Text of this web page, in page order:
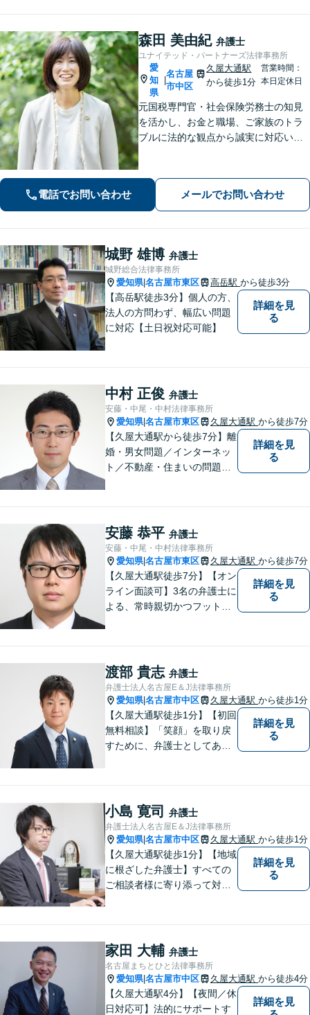
森田 美由紀 弁護士
ユナイテッド・パートナーズ法律事務所
愛
知
県
|
名古屋
市中区
久屋大通駅
から徒歩1分
営業時間：
本日定休日
元国税専門官・社会保険労務士の知見
を活かし、お金と職場、ご家族のトラ
ブルに法的な観点から誠実に対応いた
らのご相談可
電話でお問い合わせ メールでお問い合わせ
城野 雄博 弁護士
城野総合法律事務所
愛知県|名古屋市東区 高岳駅 から徒歩3分
【高岳駅徒歩3分】個人の方、
法人の方問わず、幅広い問題
に対応【土日祝対応可能】
詳細を見
る
中村 正俊 弁護士
安藤・中尾・中村法律事務所
愛知県|名古屋市東区 久屋大通駅 から徒歩7分
【久屋大通駅から徒歩7分】離
婚・男女問題／インターネッ
ト／不動産・住まいの問題に
をもとに柔軟に対応いたしま
す。まずはご相談ください。
【土日祝、夜間の相談可】
詳細を見
る
安藤 恭平 弁護士
安藤・中尾・中村法律事務所
愛知県|名古屋市東区 久屋大通駅 から徒歩7分
【久屋大通駅徒歩7分】【オン
ライン面談可】3名の弁護士に
よる、常時親切かつフットワ
隣接士業や不動産会社との緊
密な連携を実現！【初回相談
無料】
詳細を見
る
渡部 貴志 弁護士
弁護士法人名古屋E＆J法律事務所
愛知県|名古屋市中区 久屋大通駅 から徒歩1分
【久屋大通駅徒歩1分】【初回
無料相談】「笑顔」を取り戻
すために、弁護士としてあら
れるようリードいたします。
まずは無料相談をご利用くだ
さい。【女性弁護士在籍】
詳細を見
る
小島 寛司 弁護士
弁護士法人名古屋E＆J法律事務所
愛知県|名古屋市中区 久屋大通駅 から徒歩1分
【久屋大通駅徒歩1分】【地域
に根ざした弁護士】すべての
ご相談者様に寄り添って対応
ルに対応可能。【明確な料金
体系】当事務所は信頼と安心
をモットーに業務に取り組ん
でいます。
詳細を見
る
家田 大輔 弁護士
名古屋まちとひと法律事務所
愛知県|名古屋市中区 久屋大通駅 から徒歩4分
【久屋大通駅4分】【夜間／休
日対応可】法的にサポートす
詳細を見